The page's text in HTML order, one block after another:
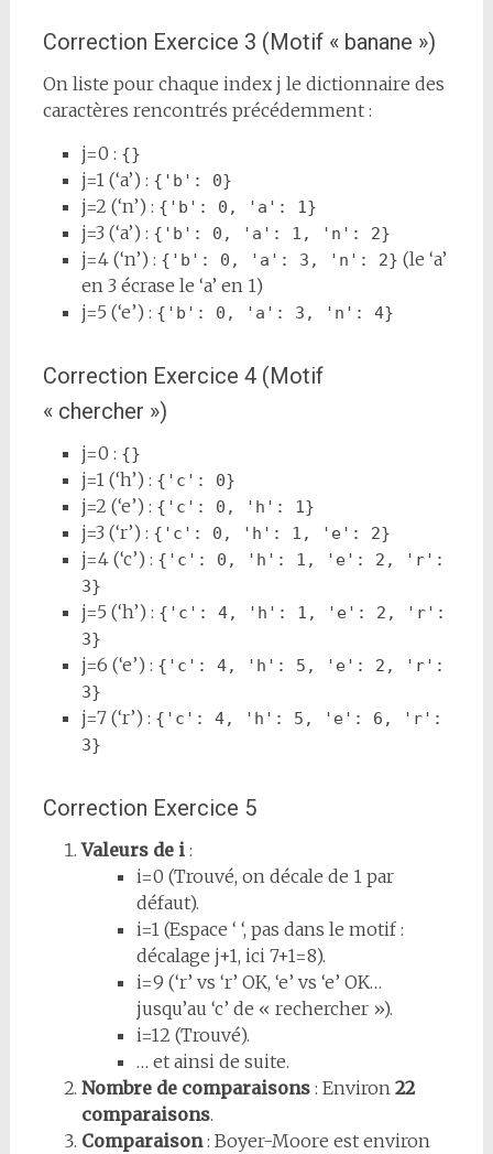
Correction Exercice 3 (Motif « banane »)
On liste pour chaque index j le dictionnaire des
caractères rencontrés précédemment :
j=0 : {}
j=1 (‘a’) : {'b': 0}
j=2 (‘n’) : {'b': 0, 'a': 1}
j=3 (‘a’) : {'b': 0, 'a': 1, 'n': 2}
j=4 (‘n’) : {'b': 0, 'a': 3, 'n': 2} (le ‘a’
en 3 écrase le ‘a’ en 1)
j=5 (‘e’) : {'b': 0, 'a': 3, 'n': 4}
Correction Exercice 4 (Motif
« chercher »)
j=0 : {}
j=1 (‘h’) : {'c': 0}
j=2 (‘e’) : {'c': 0, 'h': 1}
j=3 (‘r’) : {'c': 0, 'h': 1, 'e': 2}
j=4 (‘c’) : {'c': 0, 'h': 1, 'e': 2, 'r':
3}
j=5 (‘h’) : {'c': 4, 'h': 1, 'e': 2, 'r':
3}
j=6 (‘e’) : {'c': 4, 'h': 5, 'e': 2, 'r':
3}
j=7 (‘r’) : {'c': 4, 'h': 5, 'e': 6, 'r':
3}
Correction Exercice 5
Valeurs de i:
i=0 (Trouvé, on décale de 1 par
défaut).
i=1 (Espace ‘ ‘, pas dans le motif :
décalage j+1, ici 7+1=8).
i=9 (‘r’ vs ‘r’ OK, ‘e’ vs ‘e’ OK…
jusqu’au ‘c’ de « rechercher »).
i=12 (Trouvé).
… et ainsi de suite.
Nombre de comparaisons: Environ 22
comparaisons.
Comparaison: Boyer-Moore est environ